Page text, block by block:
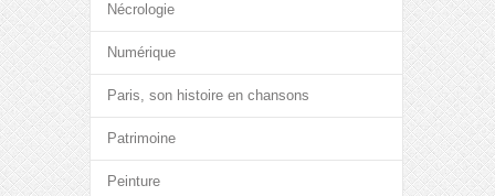
Nécrologie
Numérique
Paris, son histoire en chansons
Patrimoine
Peinture